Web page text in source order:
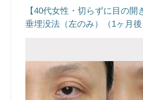
【40代女性・切らずに目の開
垂埋没法（左のみ）（1ヶ月後